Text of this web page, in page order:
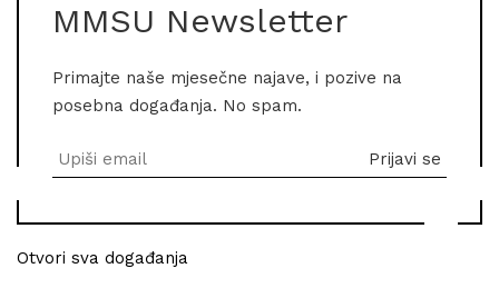
MMSU Newsletter
Primajte naše mjesečne najave, i pozive na
posebna događanja. No spam.
Otvori sva događanja